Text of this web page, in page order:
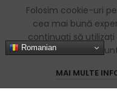
Folosim cookie-uri
cea mai bună
continuați să
MAI MULTE
Romanian